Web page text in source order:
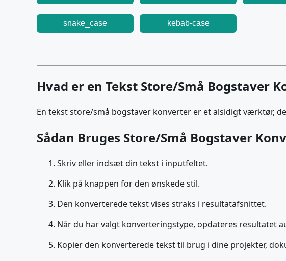
snake_case kebab-case
Hvad er en Tekst Store/Små Bogstaver
En tekst store/små bogstaver konverter er et alsidigt værktør,
Sådan Bruges Store/Små Bogstaver
Skriv eller indsæt din tekst i inputfeltet.
Klik på knappen for den ønskede stil.
Den konverterede tekst vises straks i resultatafsnittet.
Når du har valgt konverteringstype, opdateres resultatet
Kopier den konverterede tekst til brug i dine projekter,